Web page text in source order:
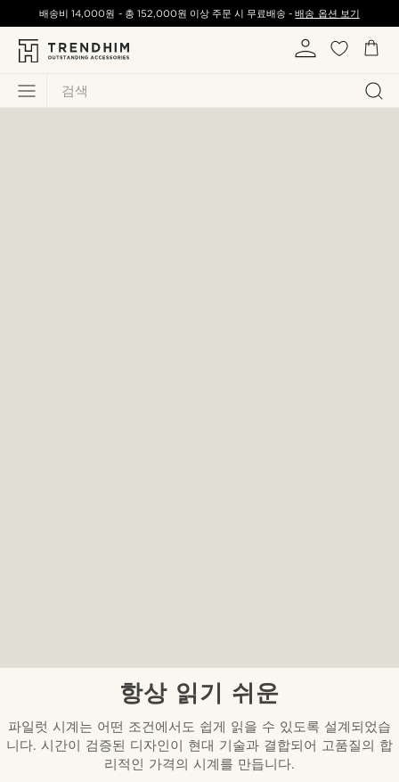
검색
배송비14,000원 - 총 152,000원 이상 주문 시 무료배송 -배송 옵션 보기
항상 읽기 쉬운
파일럿 시계는 어떤 조건에서도 쉽게 읽을 수 있도록 설계되었습
니다. 시간이 검증된 디자인이 현대 기술과 결합되어 고품질의 합
리적인 가격의 시계를 만듭니다.